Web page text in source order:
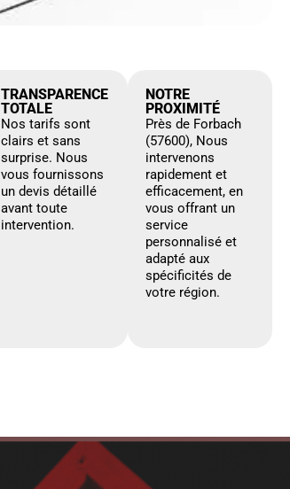
TRANSPARENCE
TOTALE
Nos tarifs sont
clairs et sans
surprise. Nous
vous fournissons
un devis détaillé
avant toute
intervention.
NOTRE
PROXIMITÉ
Près de Forbach
(57600), Nous
intervenons
rapidement et
efficacement, en
vous offrant un
service
personnalisé et
adapté aux
spécificités de
votre région.